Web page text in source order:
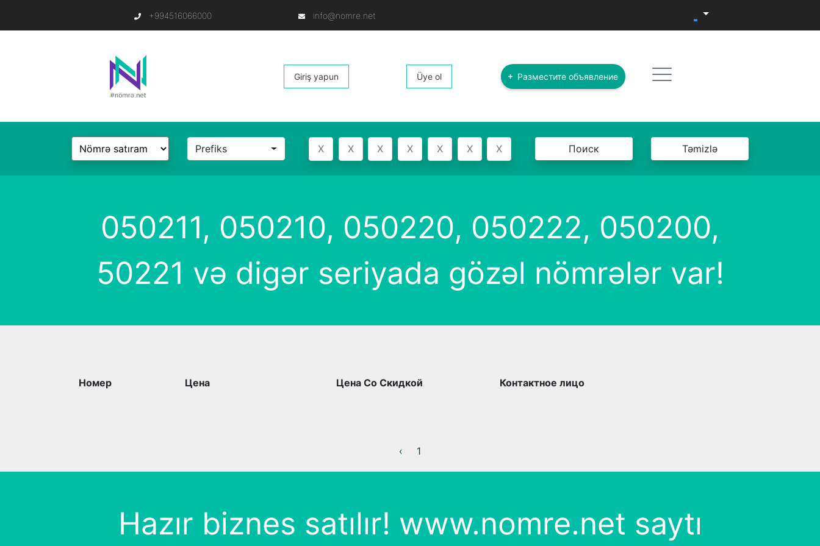
+994516066000 info@nomre.net
Giriş yapun Üye ol Разместите объявление
Prefiks Поиск Təmizlə
050211, 050210, 050220, 050222, 050200,
50221 və digər seriyada gözəl nömrələr var!
Номер Цена Цена Со Скидкой Контактное лицо
‹ 1
Hazır biznes satılır! www.nomre.net saytı